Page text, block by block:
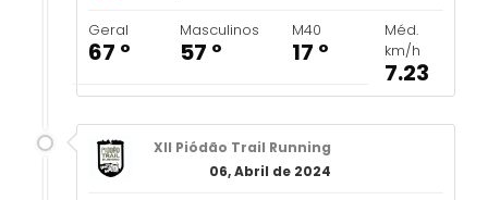
Geral
67 º
Masculinos
57 º
M40
17 º
Méd.
km/h
7.23
XII Piódão Trail Running
06, Abril de 2024